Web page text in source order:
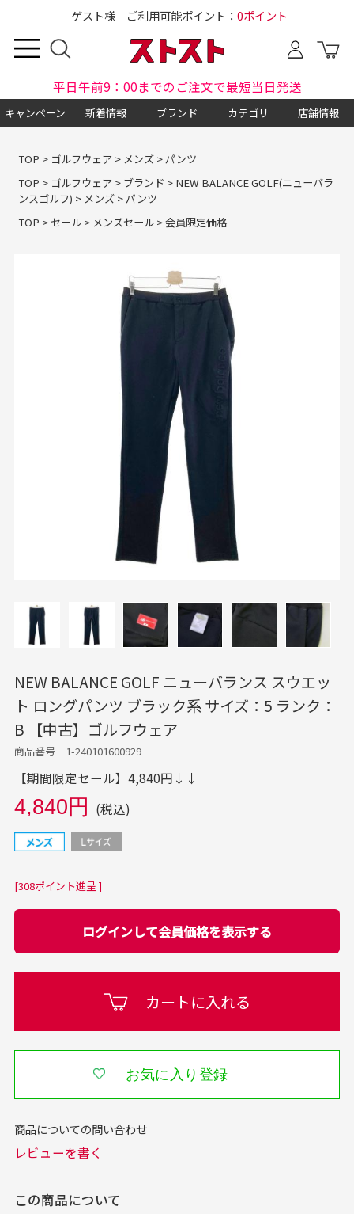
ゲスト様 ご利用可能ポイント： 0ポイント
平日午前9：00までのご注文で最短当日発送
キャンペーン 新着情報 ブランド カテゴリ 店舗情報
TOP > ゴルフウェア > メンズ>パンツ
TOP > ゴルフウェア > ブランド > NEW BALANCE GOLF(ニューバラ
ンスゴルフ) > メンズ>パンツ
TOP > セール> メンズセール>会員限定価格
NEW BALANCE GOLF ニューバランス スウエッ
ト ロングパンツ ブラック系 サイズ：5 ランク：
B 【中古】ゴルフウェア
商品番号 1-240101600929
【期間限定セール】4,840円↓↓
4,840円 (税込)
[308ポイント進呈 ]
ログインして会員価格を表示する
カートに入れる
お気に入り登録
この商品について